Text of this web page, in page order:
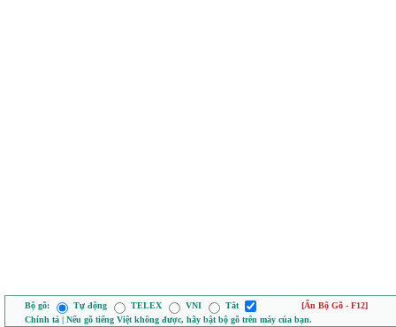
Bộ gõ: Tự động TELEX VNI Tắt
[Ẩn Bộ Gõ - F12]
Chính tả | Nếu gõ tiếng Việt không được, hãy bật bộ gõ trên máy của bạn.